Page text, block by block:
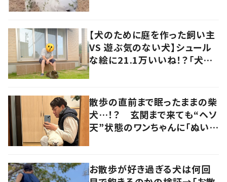
【犬のために庭を作った飼い主
VS 遊ぶ気のない犬】シュール
な絵に21.1万いいね！？「犬の
散歩の直前まで眠ったままの柴
犬…！？ 玄関まで来ても“ヘソ
天”状態のワンちゃんに「ぬいぐ
お散歩が好き過ぎる犬は何回